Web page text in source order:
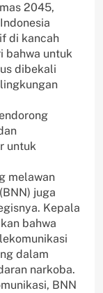
2045,
di kancah
bahwa untuk
dibekali
untuk
melawan
juga
Kepala
bahwa
dalam
narkoba.
BNN